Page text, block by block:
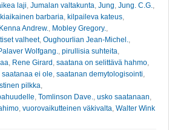
laji Jumalan valtakunta Jung Jung. C.G.
barbaria kilpaileva kateus
Andrew. Mobley Gregory.
valheet, Oughourlian Jean-Michel.
Wolfgang. pirullisia suhteita
Rene Girard saatana on selittävä hahmo
saatanaa ei ole saatanan demytologisointi
pilkka
Tomlinson Dave. usko saatanaan
vuorovaikutteinen väkivalta Walter Wink